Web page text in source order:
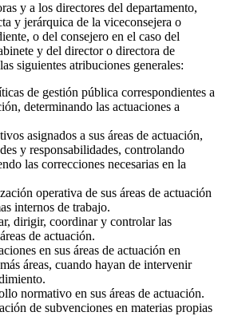
y a los directores del departamento,
y jerárquica de la viceconsejera o
o del consejero en el caso del
y del director o directora de
siguientes atribuciones generales:
de gestión pública correspondientes a
determinando las actuaciones a
asignados a sus áreas de actuación,
y responsabilidades, controlando
las correcciones necesarias en la
operativa de sus áreas de actuación
internos de trabajo.
dirigir, coordinar y controlar las
de actuación.
en sus áreas de actuación en
áreas, cuando hayan de intervenir
normativo en sus áreas de actuación.
de subvenciones en materias propias